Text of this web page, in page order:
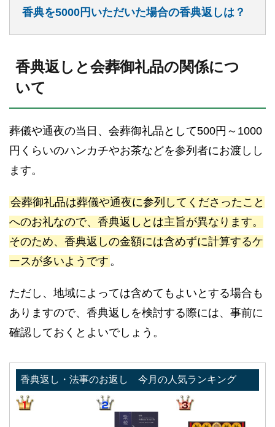
香典を5000円いただいた場合の香典返しは？
香典返しと会葬御礼品の関係につ
いて
葬儀や通夜の当日、会葬御礼品として500円～1000
円くらいのハンカチやお茶などを参列者にお渡しし
ます。
会葬御礼品は葬儀や通夜に参列してくださったこと
へのお礼なので、香典返しとは主旨が異なります。
そのため、香典返しの金額には含めずに計算するケ
ースが多いようです 。
ただし、地域によっては含めてもよいとする場合も
ありますので、香典返しを検討する際には、事前に
確認しておくとよいでしょう。
香典返し・法事のお返し 今月の人気ランキング